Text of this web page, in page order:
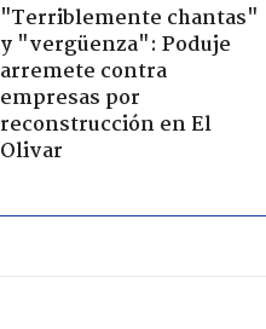
"Terriblemente chantas"
y "vergüenza": Poduje
arremete contra
empresas por
reconstrucción en El
Olivar